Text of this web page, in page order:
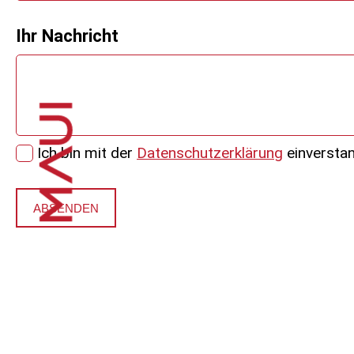
Ihr Nachricht
Ich bin mit der Datenschutzerklärung
ABSENDEN